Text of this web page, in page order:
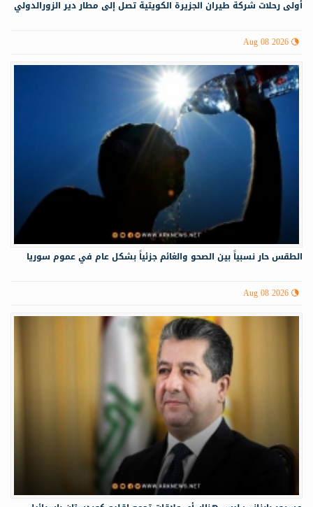
أولى رحلات شركة طيران الجزيرة الكويتية تصل إلى مطار دير الزورالدولي
Aug 08 2026
الطقس حار نسبياً بين الصحو والغائم جزئياً بشكل عام في عموم سوريا
Aug 08 2026